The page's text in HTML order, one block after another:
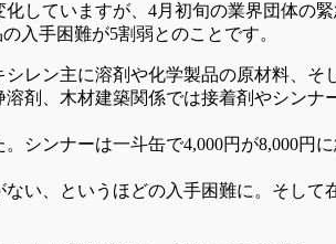
していますが、4月初旬の業界団体の
入手困難が5割弱とのことです。
レン主に溶剤や化学製品の原材料、
剤、木材建築関係では接着剤やシン
シンナーは一斗缶で4,000円が8,000円
い、というほどの入手困難に。そし